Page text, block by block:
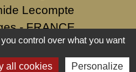
Lecompte
- FRANCE
04 81
control over what you want
all cookies Personalize